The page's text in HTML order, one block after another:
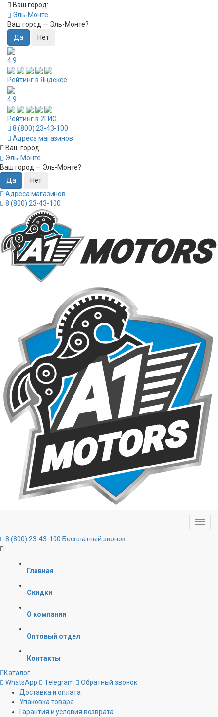
Ваш город:
Эль-Монте
Ваш город — Эль-Монте?
4.9
Рейтинг в Яндексе
4.9
Рейтинг в 2ГИС
8 (800) 23-43-100
Адреса магазинов
Ваш город:
Эль-Монте
Ваш город — Эль-Монте?
Адреса магазинов
8 (800) 23-43-100
8 (800) 23-43-100 Бесплатный звонок
Главная
Скидки
О компании
Оптовый отдел
Контакты
Каталог
WhatsApp
Telegram
Обратный звонок
Доставка и оплата
Упаковка товара
Гарантия и условия возврата